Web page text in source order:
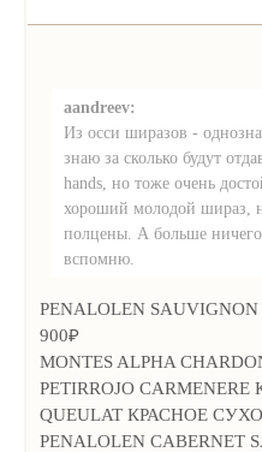
aandreev:
Из осси ширазов -
знаю за сколько будут
hands, но тоже очень
хороший молодой шираз,
полцены. А больше
вспомню.
PENALOLEN
900₽
MONTES ALPHA
PETIRROJO
QUEULAT КРАСНОЕ
PENALOLEN CABERNET